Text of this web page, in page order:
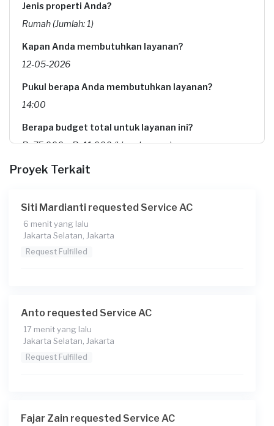
Jenis properti Anda?
Rumah (Jumlah: 1)
Kapan Anda membutuhkan layanan?
12-05-2026
Pukul berapa Anda membutuhkan layanan?
14:00
Berapa budget total untuk layanan ini?
Rp75.000 + Rp11.000 (biaya layanan)
Proyek Terkait
Siti Mardianti requested Service AC
6 menit yang lalu
Jakarta Selatan, Jakarta
Request Fulfilled
Anto requested Service AC
17 menit yang lalu
Jakarta Selatan, Jakarta
Request Fulfilled
Fajar Zain requested Service AC